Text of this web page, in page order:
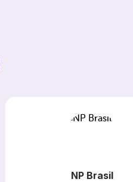
NP Brasil